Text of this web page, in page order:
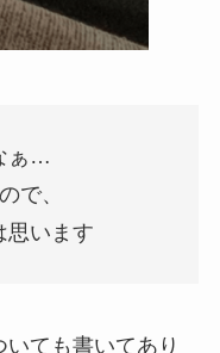
ぁ…
で、
思います
ても書いてあり